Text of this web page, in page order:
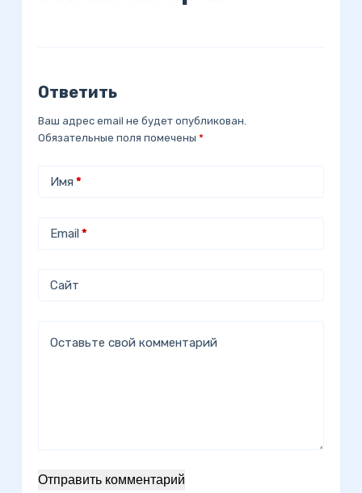
Ответить
Ваш адрес email не будет опубликован.
Обязательные поля помечены *
Имя *
Email*
Сайт
Оставьте свой комментарий
Отправить комментарий